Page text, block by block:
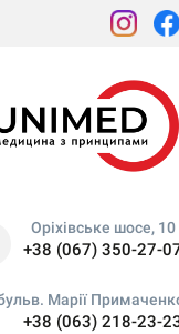
Оріхівське шосе, 10
+38 (067) 350-27-
Марії
+38 (063) 218-23-